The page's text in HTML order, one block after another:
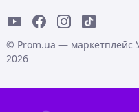
© Prom.ua — маркетплейс
2026